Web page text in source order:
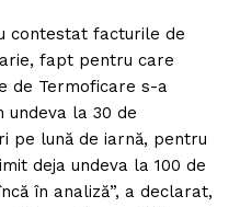
contestat facturile de
fapt pentru care
de Termoficare s-a
undeva la 30 de
pe lună de iarnă, pentru
deja undeva la 100 de
în analiză”, a declarat,